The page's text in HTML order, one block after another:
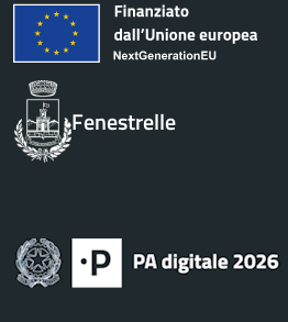
Fenestrelle